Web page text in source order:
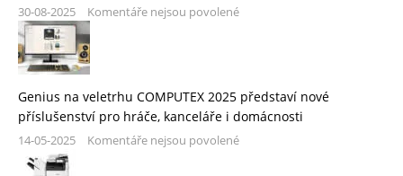
30-08-2025 Komentáře nejsou povolené
Genius na veletrhu COMPUTEX 2025 představí nové
příslušenství pro hráče, kanceláře i domácnosti
14-05-2025 Komentáře nejsou povolené